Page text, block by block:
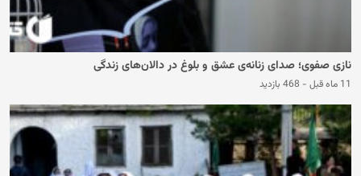
نازی صفوی؛ صدای زنانه‌ی عشق و بلوغ در دالان‌های زندگی
11 ماه قبل - 468 بازدید